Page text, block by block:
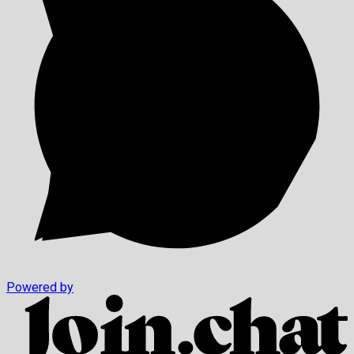
Powered by